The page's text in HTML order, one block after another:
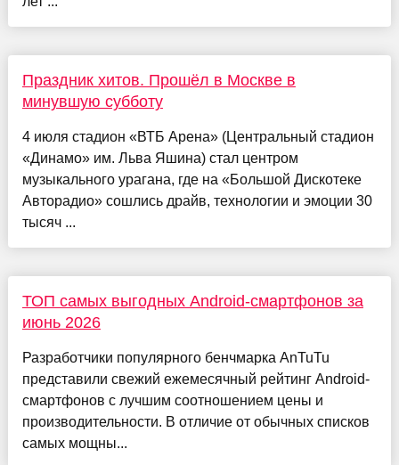
Праздник хитов. Прошёл в Москве в
минувшую субботу
4 июля стадион «ВТБ Арена» (Центральный стадион
«Динамо» им. Льва Яшина) стал центром
музыкального урагана, где на «Большой Дискотеке
Авторадио» сошлись драйв, технологии и эмоции 30
тысяч ...
ТОП самых выгодных Android-смартфонов за
июнь 2026
Разработчики популярного бенчмарка AnTuTu
представили свежий ежемесячный рейтинг Android-
смартфонов с лучшим соотношением цены и
производительности. В отличие от обычных списков
самых мощны...